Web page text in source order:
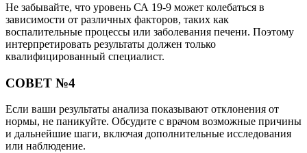
Не забывайте, что уровень СА 19-9 может колебаться в
зависимости от различных факторов, таких как
воспалительные процессы или заболевания печени. Поэтому
интерпретировать результаты должен только
квалифицированный специалист.
СОВЕТ №4
Если ваши результаты анализа показывают отклонения от
нормы, не паникуйте. Обсудите с врачом возможные причины
и дальнейшие шаги, включая дополнительные исследования
или наблюдение.